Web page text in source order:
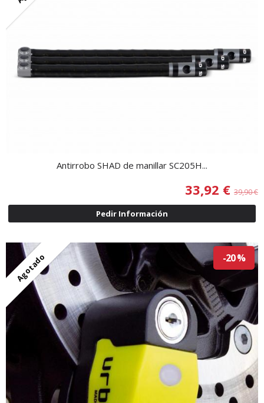
Antirrobo SHAD de manillar SC205H...
33,92 € 39,90 €
Pedir Información
Agotado -20 %